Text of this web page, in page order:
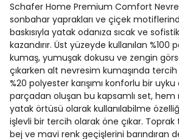
Schafer Home Premium Comfort
sonbahar yaprakları ve çiçek
baskısıyla yatak odanıza sıcak ve
kazandırır. Üst yüzeyde kullanılan %100
kumaş, yumuşak dokusu ve zengin
çıkarken alt nevresim kumaşında
%20 polyester karışımı konforlu bir
parçadan oluşan bu kapsamlı set,
yatak örtüsü olarak kullanılabilme
işlevli bir tercih olarak öne çıkar. Toprak
bej ve mavi renk geçişlerini barındıran